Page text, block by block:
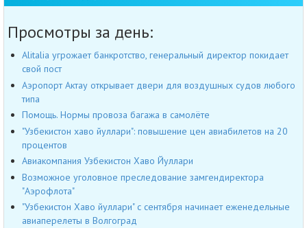
Просмотры за день:
Alitalia угрожает банкротство, генеральный директор покидает
свой пост
Аэропорт Актау открывает двери для воздушных судов любого
типа
Помощь. Нормы провоза багажа в самолёте
"Узбекистон хаво йуллари": повышение цен авиабилетов на 20
процентов
Авиакомпания Узбекистон Хаво Йуллари
Возможное уголовное преследование замгендиректора
"Аэрофлота"
"Узбекистон Хаво йуллари" с сентября начинает еженедельные
авиаперелеты в Волгоград